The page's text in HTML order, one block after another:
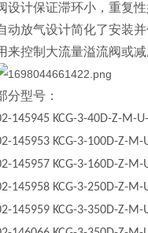
设计保证滞环小，重复性
动放气设计简化了安装并
来控制大流量溢流阀或
分型号：
145945 KCG-3-40D-Z-M-
145953 KCG-3-100D-Z-M-
145957 KCG-3-160D-Z-M-
145958 KCG-3-250D-Z-M-
145959 KCG-3-350D-Z-M-